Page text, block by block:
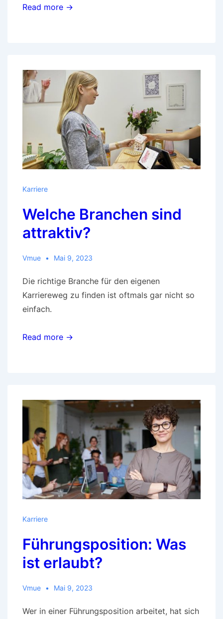
Read more →
Karriere
Welche Branchen sind
attraktiv?
Vmue Mai 9, 2023
Die richtige Branche für den eigenen
Karriereweg zu finden ist oftmals gar nicht so
einfach.
Read more →
Karriere
Führungsposition: Was
ist erlaubt?
Vmue Mai 9, 2023
Wer in einer Führungsposition arbeitet, hat sich